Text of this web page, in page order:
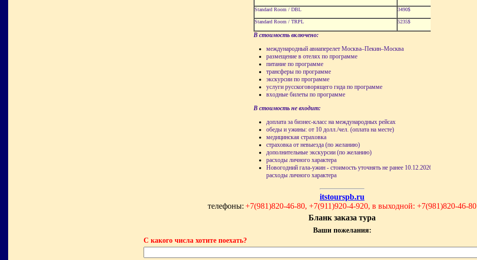
Standard Room / DBL 3490$
Standard Room / TRPL 5235$
В стоимость включено:
международный авиаперелет Москва–Пекин–Москва
размещение в отелях по программе
питание по программе
трансферы по программе
экскурсии по программе
услуги русскоговорящего гида по программе
входные билеты по программе
В стоимость не входит:
доплата за бизнес-класс на международных рейсах
обеды и ужины: от 10 долл./чел. (оплата на месте)
медицинская страховка
страховка от невыезда (по желанию)
дополнительные экскурсии (по желанию)
расходы личного характера
Новогодний гала-ужин - стоимость уточнять не ранее 10.12.2026.
расходы личного характера
itstourspb.ru
телефоны: +7(981)820-46-80, +7(911)920-4-920, в выходной: +7(981)820-46-80
Бланк заказа тура
Ваши пожелания:
С какого числа хотите поехать?